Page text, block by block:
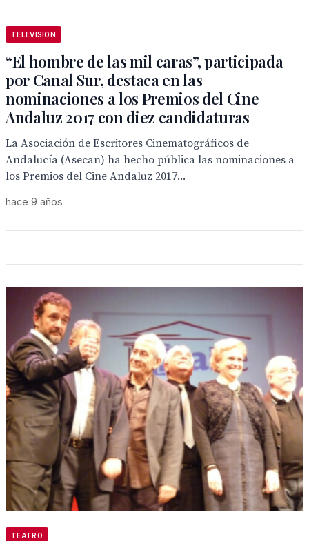
TELEVISION
“El hombre de las mil caras”, participada
por Canal Sur, destaca en las
nominaciones a los Premios del Cine
Andaluz 2017 con diez candidaturas
La Asociación de Escritores Cinematográficos de
Andalucía (Asecan) ha hecho pública las nominaciones a
los Premios del Cine Andaluz 2017...
hace 9 años
TEATRO